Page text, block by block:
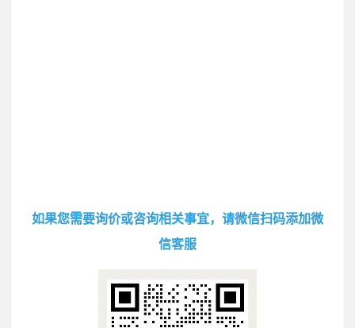
如果您需要询价或咨询相关事宜，请微信扫码添加微
信客服